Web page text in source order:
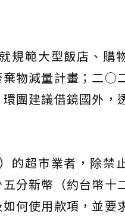
規範大型飯店、購
物減量計畫；二○
環團建議借鏡國外，
的超市業者，除禁
分新幣（約台幣十
何使用款項，並要